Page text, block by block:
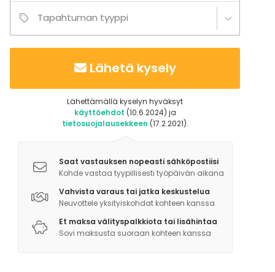
Tapahtuman tyyppi
Lähetä kysely
Lähettämällä kyselyn hyväksyt
käyttöehdot (10.6.2024) ja
tietosuojalausekkeen (17.2.2021).
Saat vastauksen nopeasti sähköpostiisi
Kohde vastaa tyypillisesti työpäivän aikana
Vahvista varaus tai jatka keskustelua
Neuvottele yksityiskohdat kohteen kanssa
Et maksa välityspalkkiota tai lisähintaa
Sovi maksusta suoraan kohteen kanssa